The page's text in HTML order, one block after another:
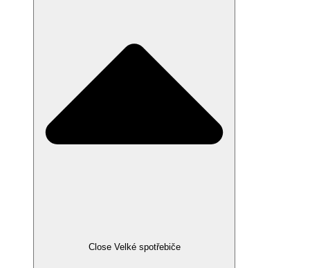
Close Velké spotřebiče